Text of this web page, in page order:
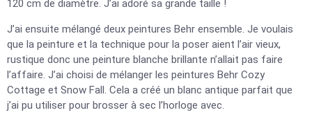
120 cm de diamètre. J’ai adoré sa grande taille !
J’ai ensuite mélangé deux peintures Behr ensemble. Je voulais
que la peinture et la technique pour la poser aient l’air vieux,
rustique donc une peinture blanche brillante n’allait pas faire
l’affaire. J’ai choisi de mélanger les peintures Behr Cozy
Cottage et Snow Fall. Cela a créé un blanc antique parfait que
j’ai pu utiliser pour brosser à sec l’horloge avec.